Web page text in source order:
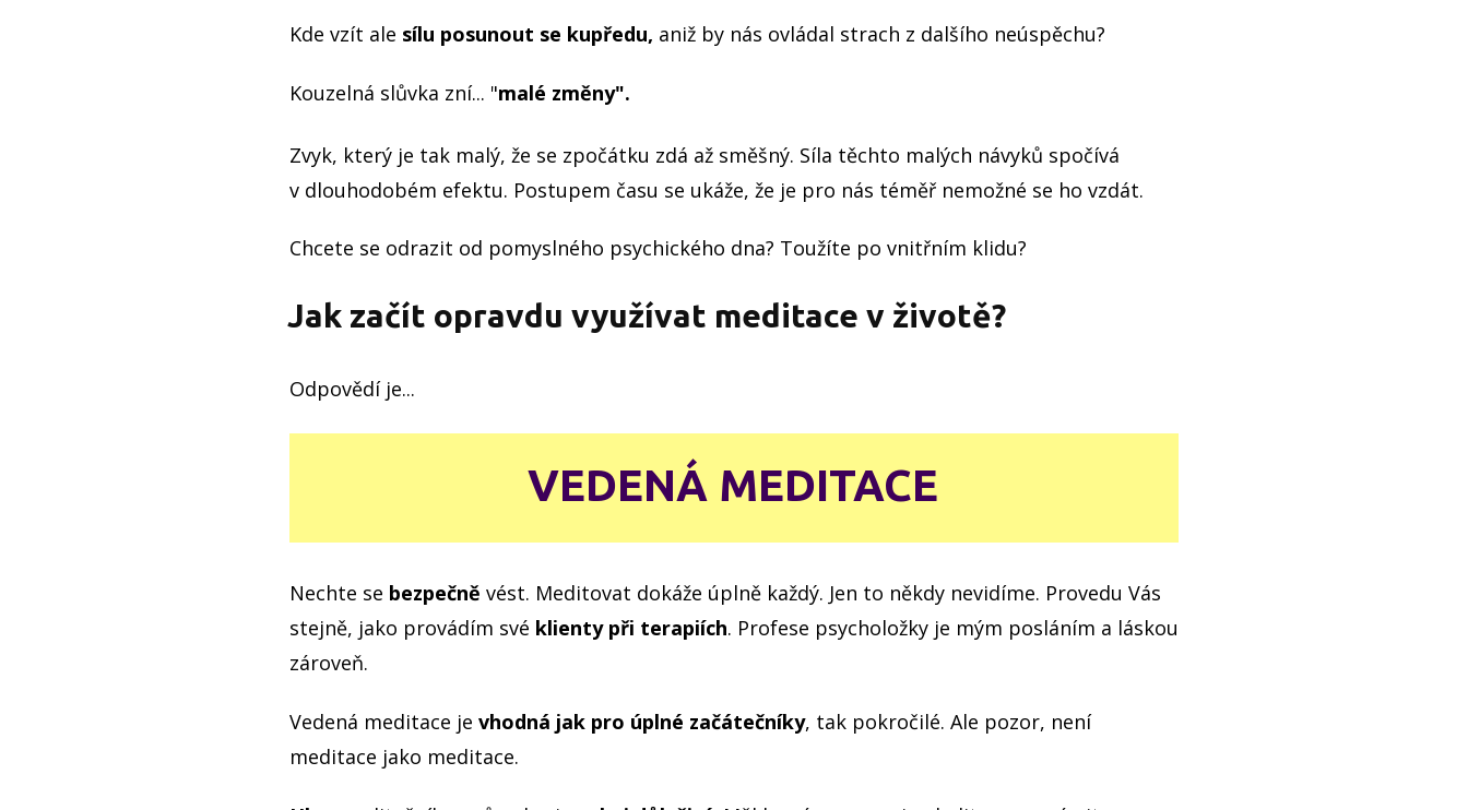
Kde vzít ale sílu posunout se kupředu, aniž by nás ovládal strach z dalšího neúspěchu?
Kouzelná slůvka zní... "malé změny".
Zvyk, který je tak malý, že se zpočátku zdá až směšný. Síla těchto malých návyků spočívá
v dlouhodobém efektu. Postupem času se ukáže, že je pro nás téměř nemožné se ho vzdát.
Chcete se odrazit od pomyslného psychického dna? Toužíte po vnitřním klidu?
Jak začít opravdu využívat meditace v životě?
Odpovědí je...
VEDENÁ MEDITACE
Nechte se bezpečně vést. Meditovat dokáže úplně každý. Jen to někdy nevidíme. Provedu Vás
stejně, jako provádím své klienty při terapiích. Profese psycholožky je mým posláním a láskou
zároveň.
Vedená meditace je vhodná jak pro úplné začátečníky, tak pokročilé. Ale pozor, není
meditace jako meditace.